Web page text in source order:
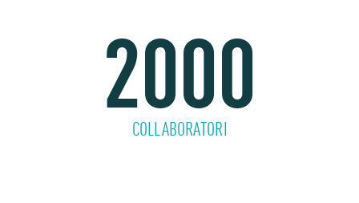
2000
COLLABORATORI